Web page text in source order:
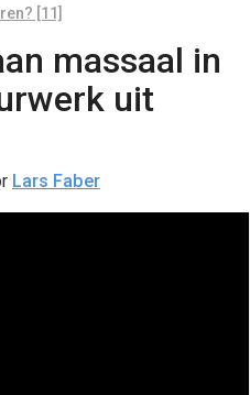
[11]
massaal in
uit
Lars Faber